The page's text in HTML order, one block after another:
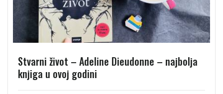
Stvarni život – Adeline Dieudonne – najbolja
knjiga u ovoj godini